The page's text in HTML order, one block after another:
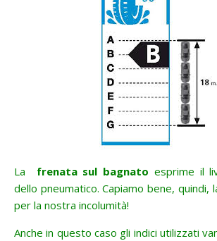
La frenata sul bagnato esprime il
dello pneumatico. Capiamo bene, quindi,
per la nostra incolumità!
Anche in questo caso gli indici utilizzati